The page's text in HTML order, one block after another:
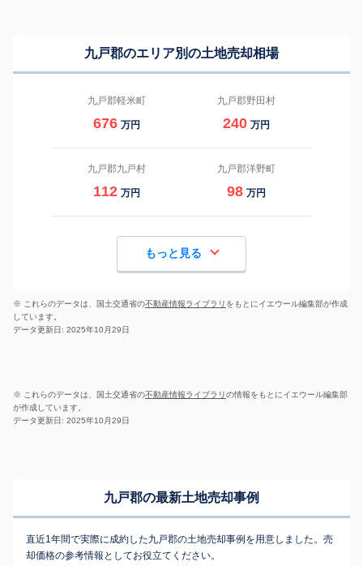
九戸郡のエリア別の土地売却相場
九戸郡軽米町
676 万円
九戸郡野田村
240 万円
九戸郡九戸村
112 万円
九戸郡洋野町
98 万円
もっと見る
※ これらのデータは、国土交通省の不動産情報ライブラリ をもとにイエウール編集部が作成
しています。
データ更新日: 2025年10月29日
※ これらのデータは、国土交通省の不動産情報ライブラリの情報をもとにイエウール編集部
が作成しています。
データ更新日: 2025年10月29日
九戸郡の最新土地売却事例
直近1年間で実際に成約した九戸郡の土地売却事例を用意しました。売
却価格の参考情報としてお役立てください。